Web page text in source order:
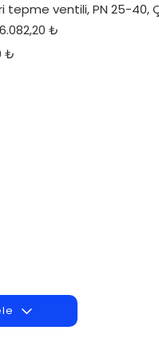
tepme ventili, PN 25-40,
₺
₺